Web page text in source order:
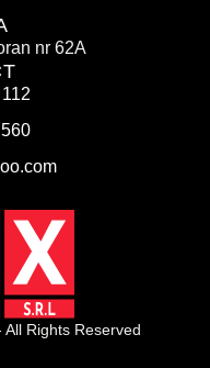
nr 62A
Rights Reserved